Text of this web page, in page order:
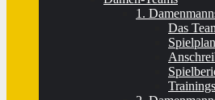
1.
Das
Spielplan